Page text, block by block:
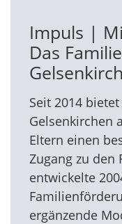
Impuls |
Das
Seit 2014
Gelsenkirchen
Eltern einen
Zugang zu den
entwickelte
ergänzende